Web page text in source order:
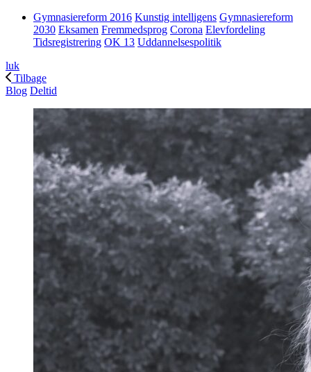
Gymnasiereform 2016 Kunstig intelligens Gymnasiereform
2030 Eksamen Fremmedsprog Corona Elevfordeling
Tidsregistrering OK 13 Uddannelsespolitik
luk
Tilbage
Blog Deltid